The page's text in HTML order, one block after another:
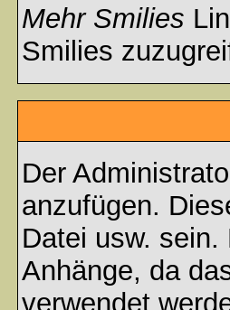
Mehr Smilies
Smilies
Der
anzufügen.
Datei usw.
Anhänge, da
verwendet